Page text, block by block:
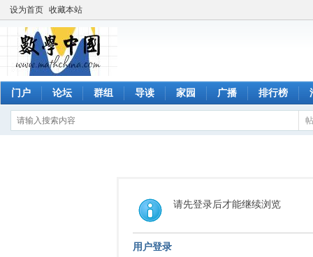
设为首页 收藏本站
门户 论坛 群组 导读 家园 广播 排行榜
请先登录后才能继续浏览
用户登录